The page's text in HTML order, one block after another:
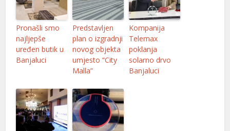
Pronašli smo
najljepše
uređen butik u
Banjaluci
Predstavljen
plan o izgradnji
novog objekta
umjesto “City
Malla”
Kompanija
Telemax
poklanja
solarno drvo
Banjaluci